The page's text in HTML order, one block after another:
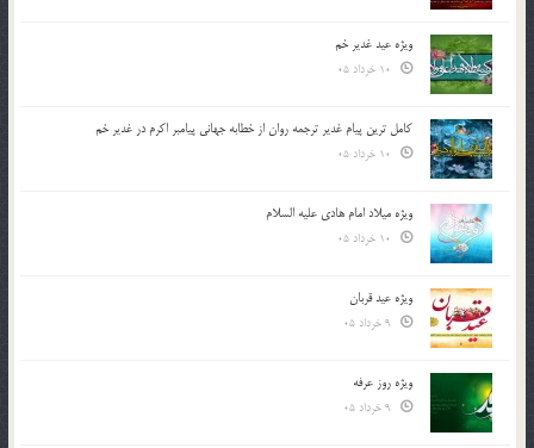
ویژه عید غدیر خم
کامل ترین پیام غدیر ترجمه روان از خطابه جهانی پیامبر اکرم در غدیر خم
ویژه میلاد امام هادی علیه السلام
ویژه عید قربان
ویژه روز عرفه